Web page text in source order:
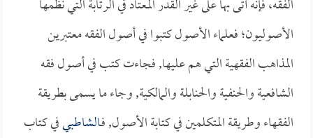
الفقه، فإنه أتى بها على غير القدر المعتاد في الرتابة التي نظمها
الأصوليون؛ فعلماء الأصول كتبوا في أصول الفقه معتبرين
المذاهب الفقهية التي هم عليها, فجاءت كتب في أصول فقه
الشافعية والحنفية والحنابلة والمالكية, وجاء ما يسمى بطريقة
الفقهاء وطريقة المتكلمين في كتابة الأصول, فـالشاطبيفي كتاب